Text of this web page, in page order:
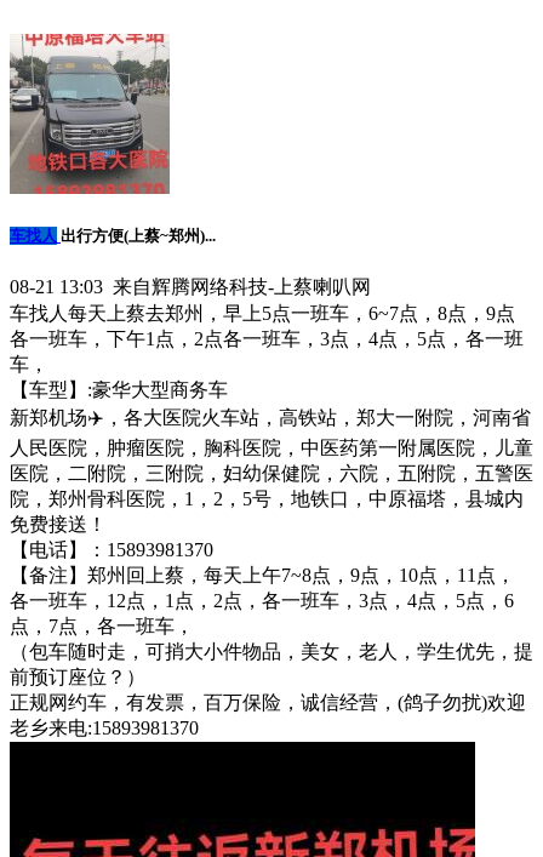
车找人 出行方便(上蔡~郑州)...
08-21 13:03 来自辉腾网络科技-上蔡喇叭网
车找人每天上蔡去郑州，早上5点一班车，6~7点，8点，9点
各一班车，下午1点，2点各一班车，3点，4点，5点，各一班
车，
【车型】:豪华大型商务车
新郑机场✈️，各大医院火车站，高铁站，郑大一附院，河南省
人民医院，肿瘤医院，胸科医院，中医药第一附属医院，儿童
医院，二附院，三附院，妇幼保健院，六院，五附院，五警医
院，郑州骨科医院，1，2，5号，地铁口，中原福塔，县城内
免费接送！
【电话】：15893981370
【备注】郑州回上蔡，每天上午7~8点，9点，10点，11点，
各一班车，12点，1点，2点，各一班车，3点，4点，5点，6
点，7点，各一班车，
（包车随时走，可捎大小件物品，美女，老人，学生优先，提
前预订座位？）
正规网约车，有发票，百万保险，诚信经营，(鸽子勿扰)欢迎
老乡来电:15893981370